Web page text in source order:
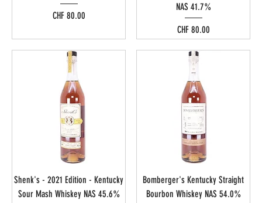
Preis
CHF 80.00
NAS 41.7%
Preis
CHF 80.00
Shenk's - 2021 Edition - Kentucky
Sour Mash Whiskey NAS 45.6%
Bomberger's Kentucky Straight
Bourbon Whiskey NAS 54.0%